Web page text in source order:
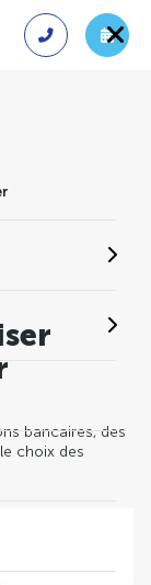
bancaires, des
choix des